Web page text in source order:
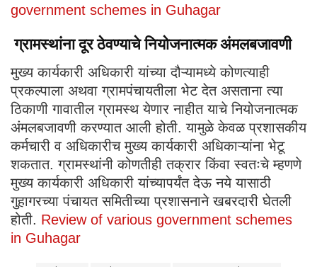
government schemes in Guhagar
ग्रामस्थांना दूर ठेवण्याचे नियोजनात्मक अंमलबजावणी
मुख्य कार्यकारी अधिकारी यांच्या दौऱ्यामध्ये कोणत्याही
प्रकल्पाला अथवा ग्रामपंचायतीला भेट देत असताना त्या
ठिकाणी गावातील ग्रामस्थ येणार नाहीत याचे नियोजनात्मक
अंमलबजावणी करण्यात आली होती. यामुळे केवळ प्रशासकीय
कर्मचारी व अधिकारीच मुख्य कार्यकारी अधिकाऱ्यांना भेटू
शकतात. ग्रामस्थांनी कोणतीही तक्रार किंवा स्वतःचे म्हणणे
मुख्य कार्यकारी अधिकारी यांच्यापर्यंत देऊ नये यासाठी
गुहागरच्या पंचायत समितीच्या प्रशासनाने खबरदारी घेतली
होती. Review of various government schemes
in Guhagar